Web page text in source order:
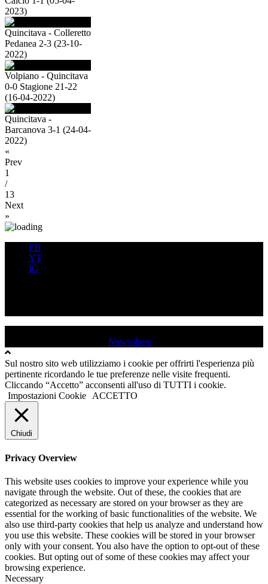
2023)
Quincitava - Colleretto
Pedanea 2-3 (23-10-
2022)
Volpiano - Quincitava
0-0 Stagione 21-22
(16-04-2022)
Quincitava -
Barcanova 3-1 (24-04-
2022)
«
Prev
1
/
13
Next
»
FB
YT
IG
Newsphere
Sul nostro sito web utilizziamo i cookie per offrirti l'esperienza più
pertinente ricordando le tue preferenze nelle visite frequenti.
Cliccando “Accetto” acconsenti all'uso di TUTTI i cookie.
Impostazioni Cookie
ACCETTO
Chiudi
Privacy Overview
This website uses cookies to improve your experience while you
navigate through the website. Out of these, the cookies that are
categorized as necessary are stored on your browser as they are
essential for the working of basic functionalities of the website. We
also use third-party cookies that help us analyze and understand how
you use this website. These cookies will be stored in your browser
only with your consent. You also have the option to opt-out of these
cookies. But opting out of some of these cookies may affect your
browsing experience.
Necessary